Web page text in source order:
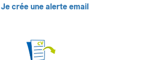
Je crée une alerte email